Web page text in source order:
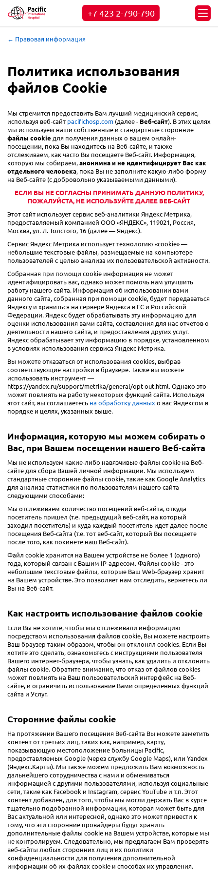
+7 423 2-790-790
← Правовая информация
Политика использования
файлов Cookie
Мы стремится предоставить Вам лучший медицинский сервис,
используя веб-сайт pacifichosp.com (далее - Веб-сайт). В этих целях
мы используем наши собственные и стандартные сторонние
файлы cookie для получения данных о вашем онлайн-
посещении, пока Вы находитесь на Веб-сайте, и также
отслеживаем, как часто Вы посещаете Веб-сайт. Информация,
которую мы собираем, анонимна и не идентифицирует Вас как
отдельного человека, пока Вы не заполните какую-либо форму
на Веб-сайте (с добровольно указываемыми данными).
ЕСЛИ ВЫ НЕ СОГЛАСНЫ ПРИНИМАТЬ ДАННУЮ ПОЛИТИКУ,
ПОЖАЛУЙСТА, НЕ ИСПОЛЬЗУЙТЕ ДАЛЕЕ ВЕБ-САЙТ
Этот сайт использует сервис веб-аналитики Яндекс Метрика,
предоставляемый компанией ООО «ЯНДЕКС», 119021, Россия,
Москва, ул. Л. Толстого, 16 (далее — Яндекс).
Сервис Яндекс Метрика использует технологию «cookie» —
небольшие текстовые файлы, размещаемые на компьютере
пользователей с целью анализа их пользовательской активности.
Собранная при помощи cookie информация не может
идентифицировать вас, однако может помочь нам улучшить
работу нашего сайта. Информация об использовании вами
данного сайта, собранная при помощи cookie, будет передаваться
Яндексу и храниться на сервере Яндекса в ЕС и Российской
Федерации. Яндекс будет обрабатывать эту информацию для
оценки использования вами сайта, составления для нас отчетов о
деятельности нашего сайта, и предоставления других услуг.
Яндекс обрабатывает эту информацию в порядке, установленном
в условиях использования сервиса Яндекс Метрика.
Вы можете отказаться от использования cookies, выбрав
соответствующие настройки в браузере. Также вы можете
использовать инструмент —
https://yandex.ru/support/metrika/general/opt-out.html. Однако это
может повлиять на работу некоторых функций сайта. Используя
этот сайт, вы соглашаетесь на обработку данных о вас Яндексом в
порядке и целях, указанных выше.
Информация, которую мы можем собирать о
Вас, при Вашем посещении нашего Веб-сайта
Мы не используем какие-либо навязчивые файлы cookie на Веб-
сайте для сбора Вашей личной информации. Мы используем
стандартные сторонние файлы cookie, такие как Google Analytics
для анализа статистики по пользователям нашего сайта
следующими способами:
Мы отслеживаем количество посещений веб-сайта, откуда
посетитель пришел (т.е. предыдущий веб-сайт, на который
заходил посетитель) и куда каждый посетитель идет далее после
посещения Веб-сайта (т.е. тот веб-сайт, который Вы посещаете
после того, как покинете наш Веб-сайт).
Файл cookie хранится на Вашем устройстве не более 1 (одного)
года, который связан с Вашим IP-адресом. Файлы cookie - это
небольшие текстовые файлы, которые Ваш Web-браузер хранит
на Вашем устройстве. Это позволяет нам отследить, вернетесь ли
Вы на Веб-сайт.
Как настроить использование файлов cookie
Если Вы не хотите, чтобы мы отслеживали информацию
посредством использования файлов cookie, Вы можете настроить
Ваш браузер таким образом, чтобы он отклонял cookies. Если Вы
хотите это сделать, ознакомьтесь с инструкциями пользователя
Вашего интернет-браузера, чтобы узнать, как удалить и отклонить
файлы cookie. Обратите внимание, что отказ от файлов cookies
может повлиять на Ваш пользовательский интерфейс на Веб-
сайте, и ограничить использование Вами определенных функций
сайта и Услуг.
Сторонние файлы cookie
На протяжении Вашего посещения Веб-сайта Вы можете заметить
контент от третьих лиц, таких как, например, карту,
показывающую местоположение больницы Pacific,
предоставляемых Google (через службу Google Maps), или Yandex
(Яндекс.Карты). Мы также можем предложить Вам возможность
дальнейшего сотрудничества с нами и обмениваться
информацией с другими пользователями, используя социальные
сети, такие как Facebook и Instagram, сервис YouTube и т.п. Этот
контент добавлен, для того, чтобы мы могли держать Вас в курсе
тщательно подобранной информации, которая может быть для
Вас актуальной или интересной, однако это может привести к
тому, что эти сторонние провайдеры будут хранить
дополнительные файлы cookie на Вашем устройстве, которые мы
не контролируем. Следовательно, мы предлагаем Вам проверять
веб-сайты любых сторонних лиц и их политики
конфиденциальности для получения дополнительной
информации об их файлах cookie и способах их управления.